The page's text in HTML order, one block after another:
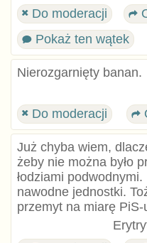
Do moderacji
Pokaż ten wątek
Nierozgarnięty banan.
Do moderacji
Już chyba wiem,
żeby nie można było
łodziami
nawodne jednostki.
przemyt na miarę PiS-